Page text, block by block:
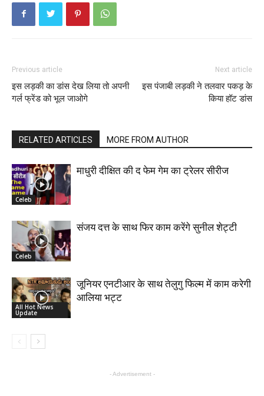
Previous article
इस लड़की का डांस देख लिया तो अपनी
गर्ल फ्रेंड को भूल जाओगे
Next article
इस पंजाबी लड़की ने तलवार पकड़ के
किया हॉट डांस
RELATED ARTICLES MORE FROM AUTHOR
Celeb
माधुरी दीक्षित की द फेम गेम का ट्रेलर सीरीज
Celeb
संजय दत्त के साथ फिर काम करेंगे सुनील शेट्टी
All Hot News
Update
जूनियर एनटीआर के साथ तेलुगु फिल्म में काम करेगी
आलिया भट्ट
- Advertisement -